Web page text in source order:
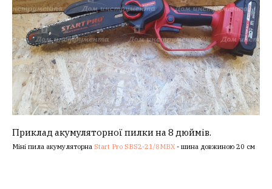
Приклад акумуляторної пилки на 8 дюймів.
Міні пила акумуляторна Start Pro SBS2-21/8MBX - шина довжиною 20 см